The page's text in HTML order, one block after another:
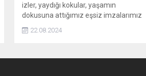
izler, yaydığı kokular, yaşamın
dokusuna attığımız eşsiz imzalarımız
22.08.2024